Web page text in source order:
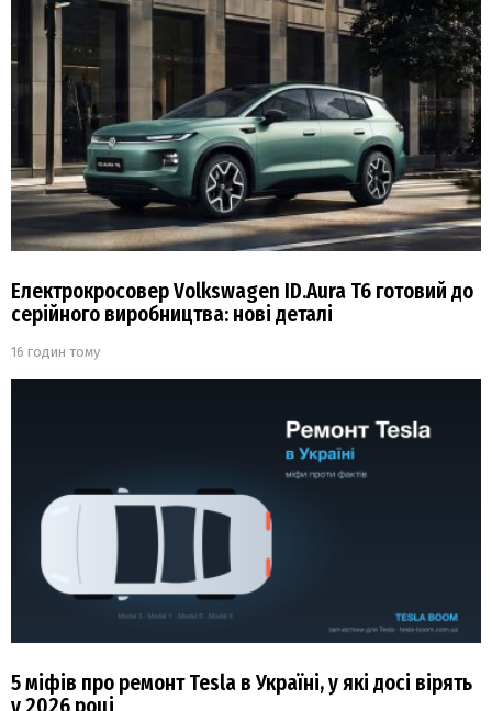
Електрокросовер Volkswagen ID.Aura T6 готовий до
серійного виробництва: нові деталі
16 годин тому
5 міфів про ремонт Tesla в Україні, у які досі вірять